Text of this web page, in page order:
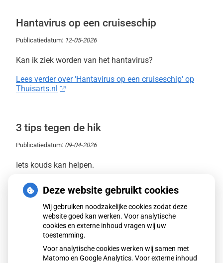
Hantavirus op een cruiseschip
Publicatiedatum: 12-05-2026
Kan ik ziek worden van het hantavirus?
Lees verder over 'Hantavirus op een cruiseschip' op
Thuisarts.nl
3 tips tegen de hik
Publicatiedatum: 09-04-2026
Iets kouds kan helpen.
Lees verder over '3 tips tegen de hik' op Thuisarts.nl
Ben je in de natuur geweest? Controleer
op teken
Publicatiedatum:07-04-2026
Deze website gebruikt cookies
Wij gebruiken noodzakelijke cookies zodat deze
website goed kan werken. Voor analytische
cookies en externe inhoud vragen wij uw
toestemming.
Voor analytische cookies werken wij samen met
Matomo en Google Analytics. Voor externe inhoud